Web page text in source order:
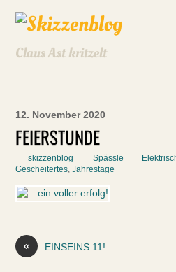
Claus Ast kritzelt
12. November 2020
FEIERSTUNDE
skizzenblog Spässle
Gescheitertes,Jahrestage
« EINSEINS.11!